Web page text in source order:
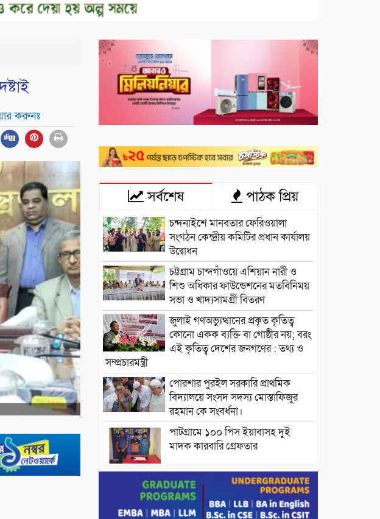
করুনঃ
সর্বশেষ পাঠক প্রিয়
চন্দনাইশে মানবতার ফেরিওয়ালা
সংগঠন কেন্দ্রীয় কমিটির প্রধান কার্যালয়
উদ্বোধন
চট্টগ্রাম চান্দগাঁওয়ে এশিয়ান নারী ও
শিশু অধিকার ফাউন্ডেশনের মতবিনিময়
সভা ও খাদ্যসামগ্রী বিতরণ
জুলাই গণঅভ্যুত্থানের প্রকৃত কৃতিত্ব
কোনো একক ব্যক্তি বা গোষ্ঠীর নয়; বরং
এই কৃতিত্ব দেশের জনগণের : তথ্য ও
সম্প্রচারমন্ত্রী
পোরশার পুরইল সরকারি প্রাথমিক
বিদ্যালয়ে সংসদ সদস্য মোস্তাফিজুর
রহমান কে সংবর্ধনা।
পাটগ্রামে ১০০ পিস ইয়াবাসহ দুই
মাদক কারবারি গ্রেফতার
ড্যাবের ৩৭তম প্রতিষ্ঠাবার্ষিকীতে
প্রধানমন্ত্রী তারেক রহমান।